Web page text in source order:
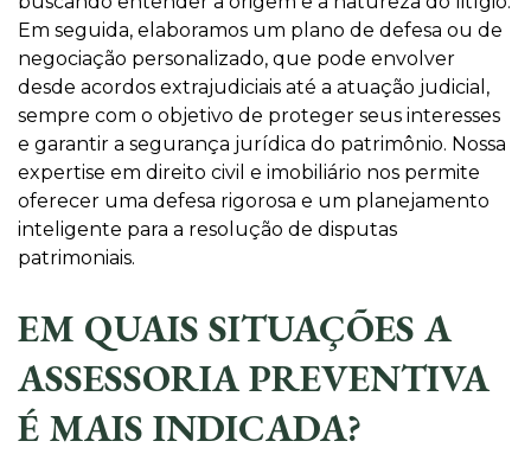
Em seguida, elaboramos um plano de defesa ou de
negociação personalizado, que pode envolver
desde acordos extrajudiciais até a atuação judicial,
sempre com o objetivo de proteger seus interesses
e garantir a segurança jurídica do patrimônio. Nossa
expertise em direito civil e imobiliário nos permite
oferecer uma defesa rigorosa e um planejamento
inteligente para a resolução de disputas
patrimoniais.
EM QUAIS SITUAÇÕES A
ASSESSORIA PREVENTIVA
É MAIS INDICADA?